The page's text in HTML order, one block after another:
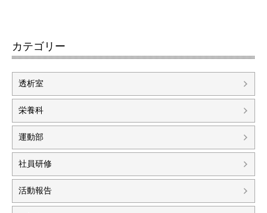
カテゴリー
透析室
栄養科
運動部
社員研修
活動報告